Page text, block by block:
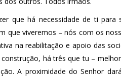
que há necessidade de ti
que viveremos – nós com os
na reabilitação e apoio das
há três que tu –
A proximidade do Senhor